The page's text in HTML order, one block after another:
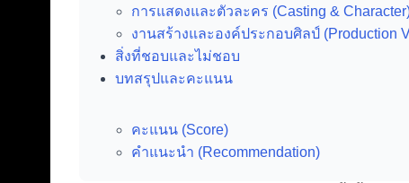
การแสดงและตัวละคร (Casting &
งานสร้างและองค์ประกอบศิลป์ (Production
สิ่งที่ชอบและไม่ชอบ
บทสรุปและคะแนน
คะแนน (Score)
คำแนะนำ (Recommendation)